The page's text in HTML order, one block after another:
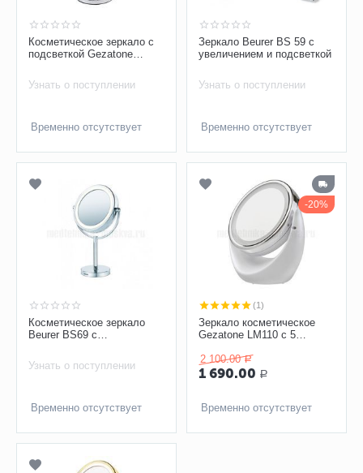
Косметическое зеркало с
подсветкой Gezatone
Узнать о поступлении
Временно отсутствует
Зеркало Beurer BS 59 с
увеличением и подсветкой
Узнать о поступлении
Временно отсутствует
Косметическое зеркало
Beurer BS69 с
Узнать о поступлении
Временно отсутствует
20%
(1)
Зеркало косметическое
Gezatone LM110 с 5
подсветкой
2 100.00 Р
1 690.00 Р
Временно отсутствует